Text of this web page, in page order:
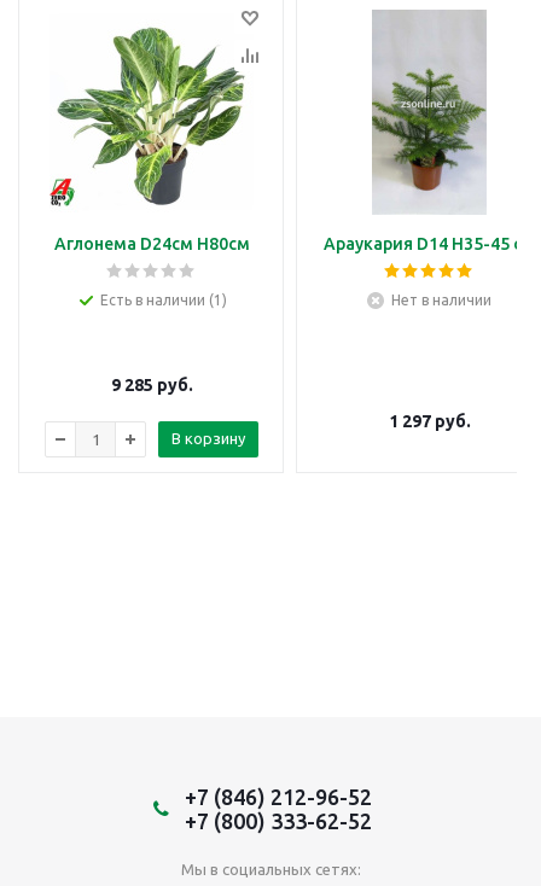
Аглонема D24см H80см
Есть в наличии (1)
9 285 руб.
В корзину
Араукария D14 H35-45 см
Нет в наличии
1 297руб.
+7 (846) 212-96-52
+7 (800) 333-62-52
Мы в социальных сетях: